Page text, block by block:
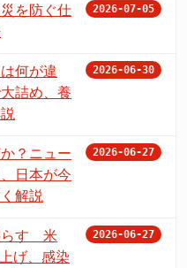
を防ぐ仕
2026-07-05
何が違
詰め、養
2026-06-30
？ニュー
日本が今
解説
2026-06-27
らす 米
げ、感染
2026-06-27